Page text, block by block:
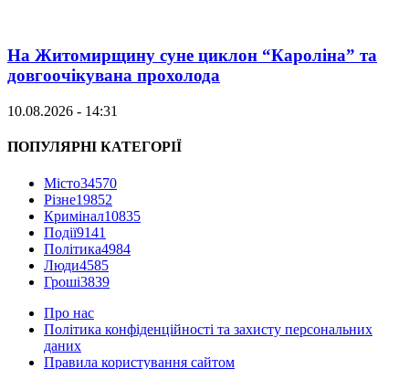
На Житомирщину суне циклон “Кароліна” та
довгоочікувана прохолода
10.08.2026 - 14:31
ПОПУЛЯРНІ КАТЕГОРІЇ
Місто34570
Різне19852
Кримінал10835
Події9141
Політика4984
Люди4585
Гроші3839
Про нас
Політика конфіденційності та захисту персональних
даних
Правила користування сайтом